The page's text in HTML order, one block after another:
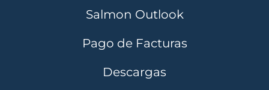
Salmon Outlook
Pago de Facturas
Descargas